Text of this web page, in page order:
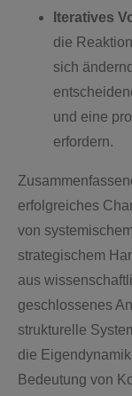
Iteratives
die
sich
und eine
erfordern.
erfolgreiches
von
strategischem
aus
geschlossenes
strukturelle
die
Bedeutung von